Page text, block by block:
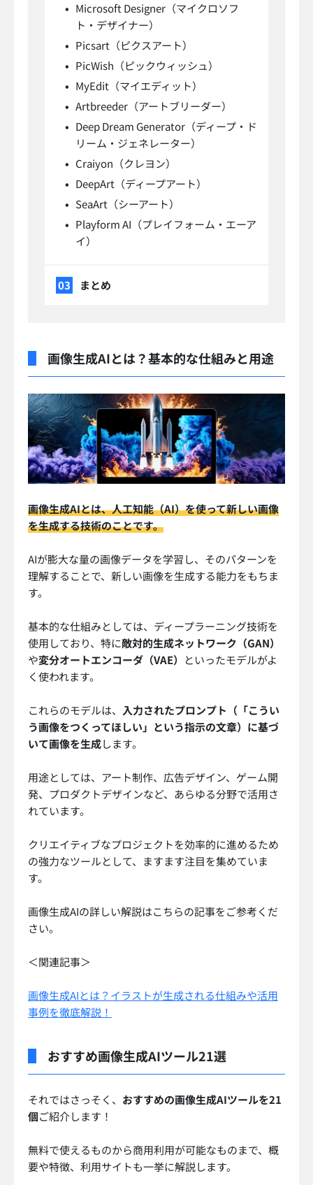
Microsoft Designer（マイクロソフ
ト・デザイナー）
Picsart（ピクスアート）
PicWish（ピックウィッシュ）
MyEdit（マイエディット）
Artbreeder（アートブリーダー）
Deep Dream Generator（ディープ・ド
リーム・ジェネレーター）
Craiyon（クレヨン）
DeepArt（ディープアート）
SeaArt（シーアート）
Playform AI（プレイフォーム・エーア
イ）
まとめ
画像生成AIとは？基本的な仕組みと用途
画像生成AIとは、人工知能（AI）を使って新しい画像
を生成する技術のことです。
AIが膨大な量の画像データを学習し、そのパターンを
理解することで、新しい画像を生成する能力をもちま
す。
基本的な仕組みとしては、ディープラーニング技術を
使用しており、特に敵対的生成ネットワーク（GAN）
や変分オートエンコーダ（VAE）
といったモデルがよ
く使われます。
これらのモデルは、 入力されたプロンプト（「こうい
う画像をつくってほしい」という指示の文章）に基づ
いて画像を生成します。
用途としては、アート制作、広告デザイン、ゲーム開
発、プロダクトデザインなど、あらゆる分野で活用さ
れています。
クリエイティブなプロジェクトを効率的に進めるため
の強力なツールとして、ますます注目を集めていま
す。
画像生成AIの詳しい解説はこちらの記事をご参考くだ
さい。
＜関連記事＞
画像生成AIとは？イラストが生成される仕組みや活用
事例を徹底解説！
おすすめ画像生成AIツール21選
それではさっそく、 おすすめの画像生成AIツールを21
個ご紹介します！
無料で使えるものから商用利用が可能なものまで、概
要や特徴、利用サイトも一挙に解説します。